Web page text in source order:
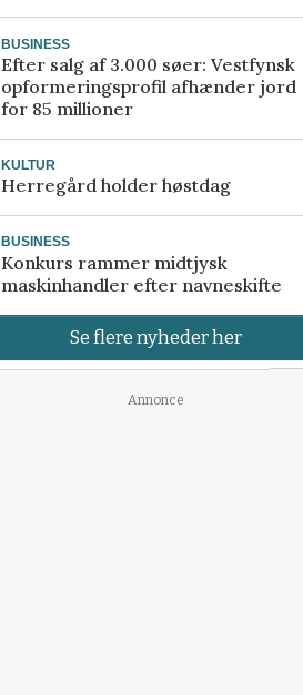
BUSINESS
Efter salg af 3.000 søer: Vestfynsk
opformeringsprofil afhænder jord
for 85 millioner
KULTUR
Herregård holder høstdag
BUSINESS
Konkurs rammer midtjysk
maskinhandler efter navneskifte
Se flere nyheder her
Annonce